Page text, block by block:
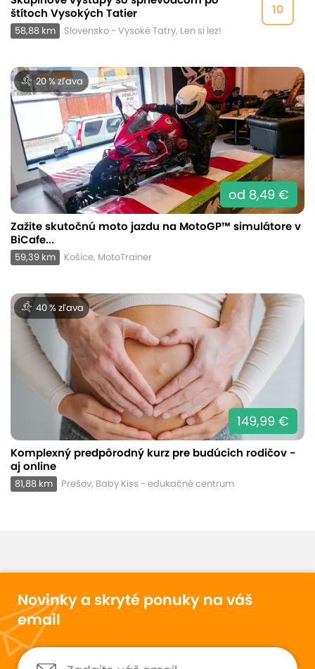
10
štítoch Vysokých Tatier
58,88 km Slovensko - Vysoké Tatry, Len si lez!
20 % zľava
od 8,49 €
Zažite skutočnú moto jazdu na MotoGP™ simulátore v
BiCafe...
59,39 km Košice, MotoTrainer
40 % zľava
149,99 €
Komplexný predpôrodný kurz pre budúcich rodičov -
aj online
81,88 km Prešov, Baby Kiss - edukačné centrum
Novinky a skryté ponuky na váš
email